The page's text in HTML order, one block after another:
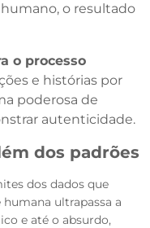
o resultado
o processo
e histórias por
poderosa de
autenticidade.
dos padrões
dos dados que
ultrapassa a
e até o absurdo,